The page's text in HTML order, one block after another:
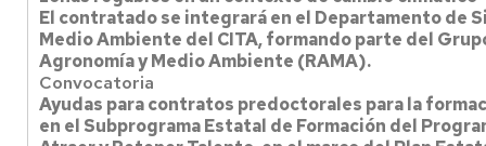
El contratado se integrará en el Departamento de
Medio Ambiente del CITA, formando parte del
Agronomía y Medio Ambiente (RAMA).
Convocatoria
Ayudas para contratos predoctorales para la
en el Subprograma Estatal de Formación del